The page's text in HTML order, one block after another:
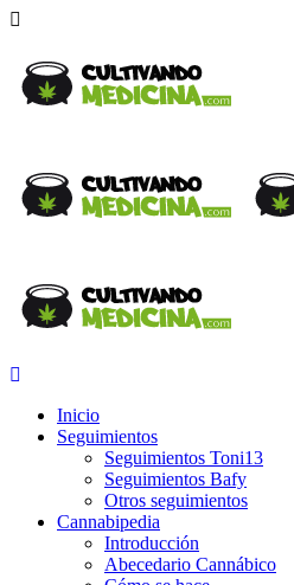
Inicio
Seguimientos
Seguimientos Toni13
Seguimientos Bafy
Otros seguimientos
Cannabipedia
Introducción
Abecedario Cannábico